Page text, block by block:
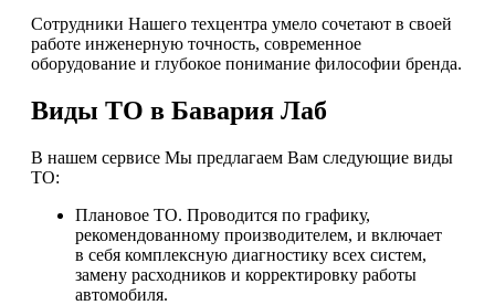
Сотрудники Нашего техцентра умело сочетают в своей
работе инженерную точность, современное
оборудование и глубокое понимание философии бренда.
Виды ТО в Бавария Лаб
В нашем сервисе Мы предлагаем Вам следующие виды
ТО:
Плановое ТО. Проводится по графику,
рекомендованному производителем, и включает
в себя комплексную диагностику всех систем,
замену расходников и корректировку работы
автомобиля.